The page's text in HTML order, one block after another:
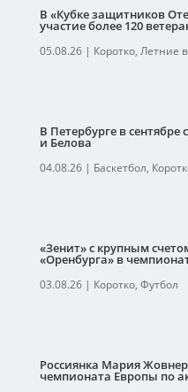
В «Кубке защитников
участие более 120
05.08.26| Коротко, Летние
В Петербурге в
и Белова
04.08.26| Баскетбол,
«Зенит» с крупным
«Оренбурга» в
03.08.26| Коротко, Футбол
Россиянка Мария
чемпионата Европы по